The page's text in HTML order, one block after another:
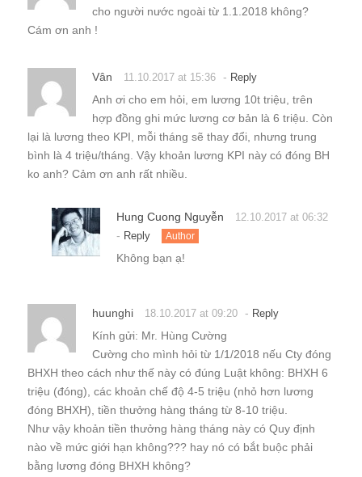
cho người nước ngoài từ 1.1.2018 không?
Cám ơn anh !
Vân 11.10.2017 at 15:36 - Reply
Anh ơi cho em hỏi, em lương 10t triệu, trên
hợp đồng ghi mức lương cơ bản là 6 triệu. Còn
lại là lương theo KPI, mỗi tháng sẽ thay đổi, nhưng trung
bình là 4 triệu/tháng. Vậy khoản lương KPI này có đóng BH
ko anh? Cảm ơn anh rất nhiều.
Hung Cuong Nguyễn 12.10.2017 at 06:32
- Reply Author
Không bạn ạ!
huunghi 18.10.2017 at 09:20 - Reply
Kính gửi: Mr. Hùng Cường
Cường cho mình hỏi từ 1/1/2018 nếu Cty đóng
BHXH theo cách như thế này có đúng Luật không: BHXH 6
triệu (đóng), các khoản chế độ 4-5 triệu (nhỏ hơn lương
đóng BHXH), tiền thưởng hàng tháng từ 8-10 triệu.
Như vậy khoản tiền thưởng hàng tháng này có Quy định
nào về mức giới hạn không??? hay nó có bắt buộc phải
bằng lương đóng BHXH không?